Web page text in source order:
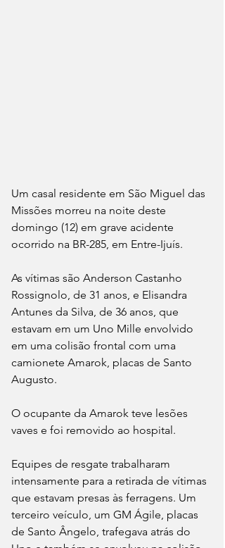
Um casal residente em São Miguel das
Missões morreu na noite deste
domingo (12) em grave acidente
ocorrido na BR-285, em Entre-Ijuís.
As vítimas são Anderson Castanho
Rossignolo, de 31 anos, e Elisandra
Antunes da Silva, de 36 anos, que
estavam em um Uno Mille envolvido
em uma colisão frontal com uma
camionete Amarok, placas de Santo
Augusto.
O ocupante da Amarok teve lesões
vaves e foi removido ao hospital.
Equipes de resgate trabalharam
intensamente para a retirada de vítimas
que estavam presas às ferragens. Um
terceiro veículo, um GM Ágile, placas
de Santo Ângelo, trafegava atrás do